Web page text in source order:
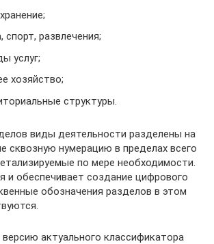
спорт, развлечения;
услуг;
хозяйство;
структуры.
виды деятельности разделены на
сквозную нумерацию в пределах всего
по мере необходимости.
и обеспечивает создание цифрового
обозначения разделов в этом
актуального классификатора